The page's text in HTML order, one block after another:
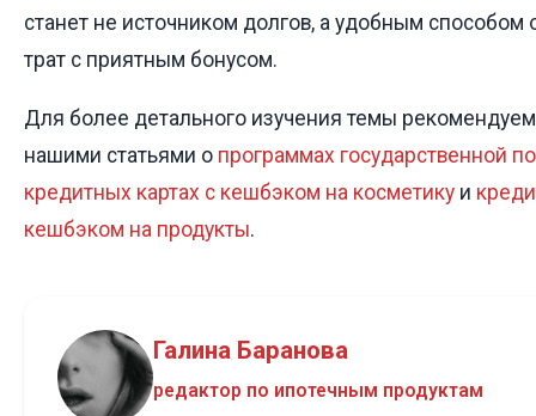
станет не источником долгов, а удобным
трат с приятным бонусом.
Для более детального изучения темы
нашими статьями о программах государственной
кредитных картах с кешбэком на косметику и
кешбэком на продукты.
Галина Баранова
редактор по ипотечным продуктам